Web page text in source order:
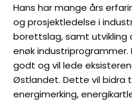
Hans har mange års
og prosjektledelse i
borettslag, samt utvikling
enøk industriprogrammer.
godt og vil lede
Østlandet. Dette vil bidra
energimerking,